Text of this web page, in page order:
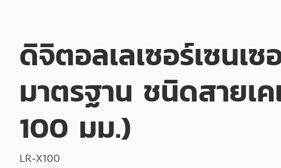
ดิจิตอลเลเซอร์เซนเ
มาตรฐาน ชนิดสายเค
100 มม.)
LR-X100